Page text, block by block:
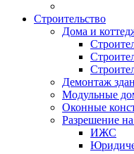
Строительство
Дома и
Демонтаж
Модульные
Оконные
Разрешение
ИЖС